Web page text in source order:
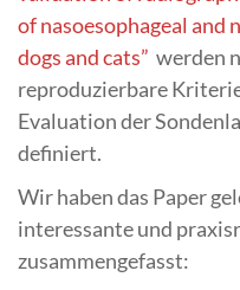
of nasoesophageal and
dogs and cats” werden
reproduzierbare
Evaluation der
definiert.
Wir haben das Paper
interessante und
zusammengefasst: